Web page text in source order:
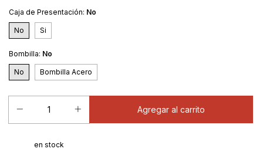
Caja de Presentación: No
No Si
Bombilla: No
No Bombilla Acero
en stock